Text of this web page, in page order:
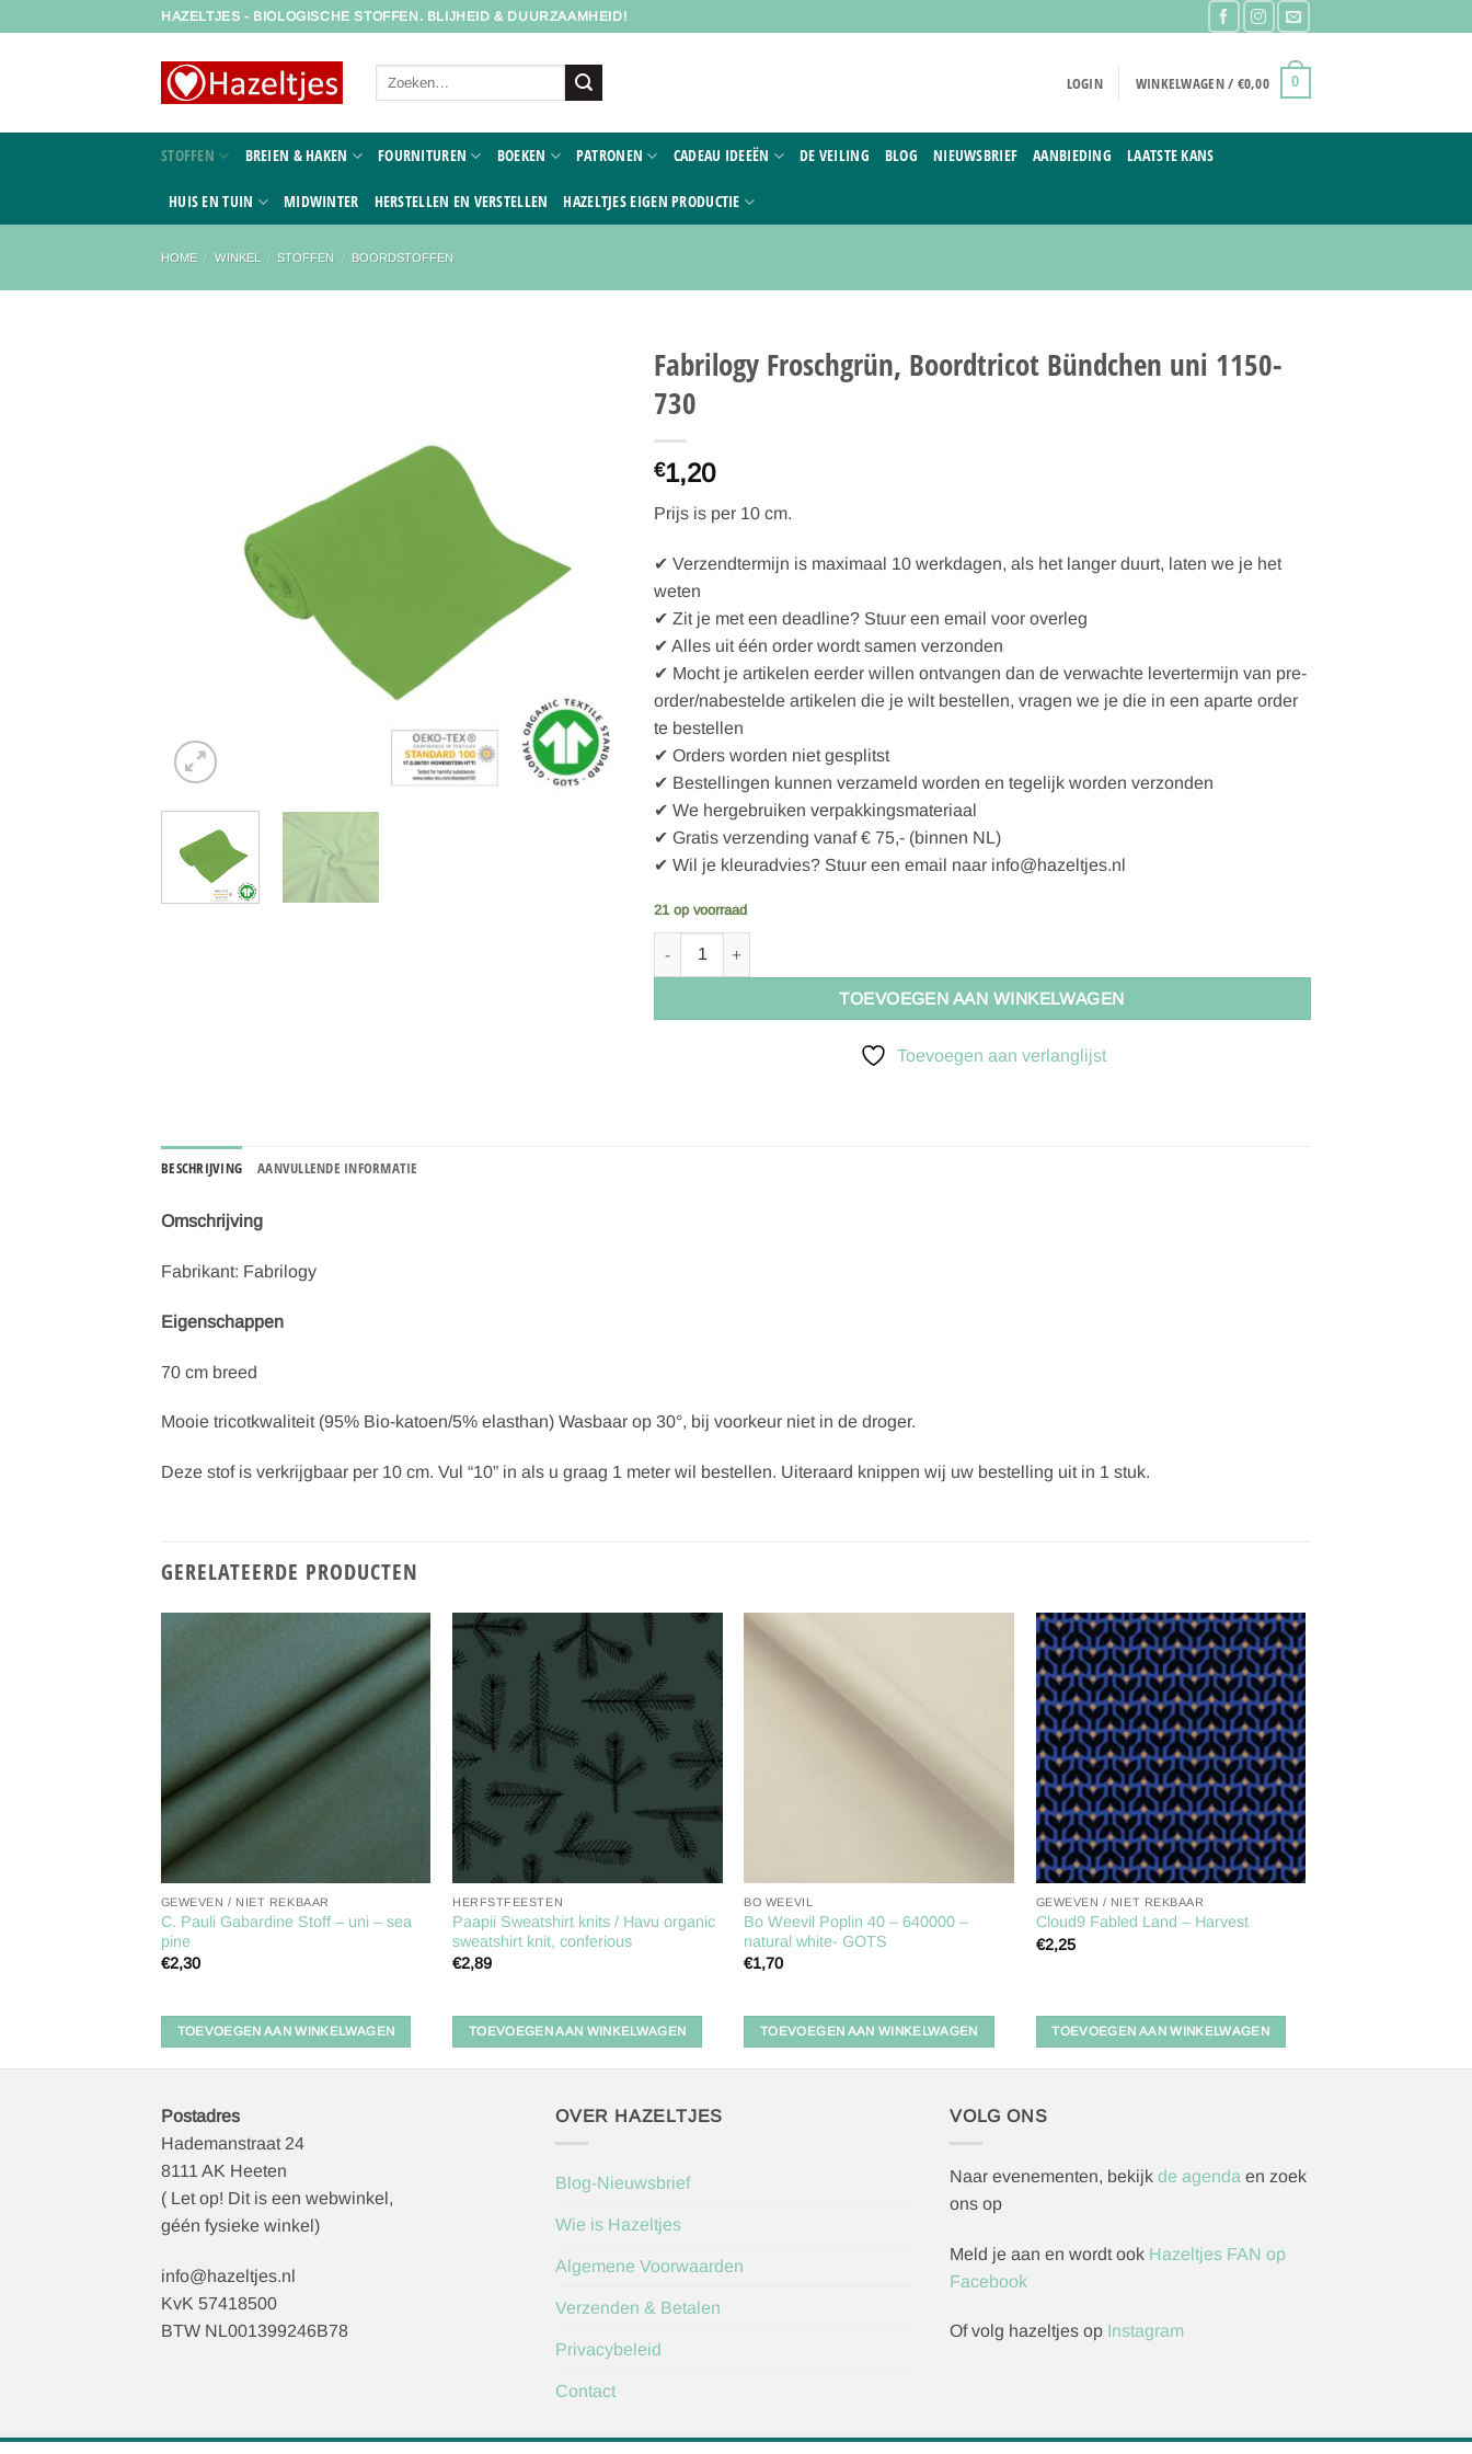
HAZELTJES - BIOLOGISCHE STOFFEN. BLIJHEID & DUURZAAMHEID!
Zoeken
LOGIN WINKELWAGEN / €0,00 0
STOFFEN BREIEN & HAKEN FOURNITUREN BOEKEN PATRONEN CADEAU IDEEËN DE VEILING BLOG NIEUWSBRIEF AANBIEDING LAATSTE KANS
HUIS EN TUIN MIDWINTER HERSTELLEN EN VERSTELLEN HAZELTJES EIGEN PRODUCTIE
HOME / WINKEL / STOFFEN / BOORDSTOFFEN
Fabrilogy Froschgrün, Boordtricot Bündchen uni 1150-
730
€1,20
Prijs is per 10 cm.
✔ Verzendtermijn is maximaal 10 werkdagen, als het langer duurt, laten we je het
weten
✔ Zit je met een deadline? Stuur een email voor overleg
✔ Alles uit één order wordt samen verzonden
✔ Mocht je artikelen eerder willen ontvangen dan de verwachte levertermijn van pre-
order/nabestelde artikelen die je wilt bestellen, vragen we je die in een aparte order
te bestellen
✔ Orders worden niet gesplitst
✔ Bestellingen kunnen verzameld worden en tegelijk worden verzonden
✔ We hergebruiken verpakkingsmateriaal
✔ Gratis verzending vanaf € 75,- (binnen NL)
✔ Wil je kleuradvies? Stuur een email naar info@hazeltjes.nl
21 op voorraad
Fabrilogy Froschgrün, Boordtricot Bündchen uni 1150-730 aantal
TOEVOEGEN AAN WINKELWAGEN
Toevoegen aan verlanglijst
BESCHRIJVING AANVULLENDE INFORMATIE
Omschrijving
Fabrikant: Fabrilogy
Eigenschappen
70 cm breed
Mooie tricotkwaliteit (95% Bio-katoen/5% elasthan) Wasbaar op 30°, bij voorkeur niet in de droger.
Deze stof is verkrijgbaar per 10 cm. Vul “10” in als u graag 1 meter wil bestellen. Uiteraard knippen wij uw bestelling uit in 1 stuk.
GERELATEERDE PRODUCTEN
Toevoegen
aan
verlanglijst
GEWEVEN / NIET REKBAAR
C. Pauli Gabardine Stoff – uni – sea
pine
€2,30
TOEVOEGEN AAN WINKELWAGEN
Toevoegen
verlanglijst
HERFSTFEESTEN
Paapii Sweatshirt knits / Havu organic
sweatshirt knit, conferious
€2,89
TOEVOEGEN AAN WINKELWAGEN
BO WEEVIL
Bo Weevil Poplin 40 – 640000 –
natural white- GOTS
€1,70
TOEVOEGEN AAN WINKELWAGEN
Toevoegen
aan
verlanglijst
GEWEVEN / NIET REKBAAR
Cloud9 Fabled Land – Harvest
€2,25
TOEVOEGEN AAN WINKELWAGEN
Postadres
Hademanstraat 24
8111 AK Heeten
( Let op! Dit is een webwinkel,
géén fysieke winkel)
info@hazeltjes.nl
KvK 57418500
BTW NL001399246B78
OVER HAZELTJES
Blog-Nieuwsbrief
Wie is Hazeltjes
Algemene Voorwaarden
Verzenden & Betalen
Privacybeleid
Contact
VOLG ONS
Naar evenementen, bekijk de agenda en zoek
ons op
Meld je aan en wordt ook Hazeltjes FAN op
Facebook
Of volg hazeltjes op Instagram